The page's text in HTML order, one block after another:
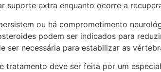
suporte extra enquanto ocorre a
ou há comprometimento
podem ser indicados para
ser necessária para estabilizar as
tratamento deve ser feita por um